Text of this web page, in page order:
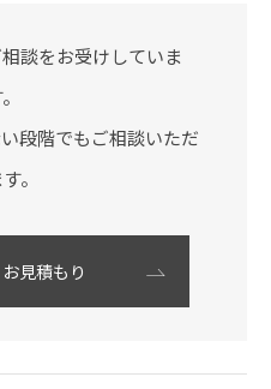
談をお受けしていま
段階でもご相談いただ
。
見積もり